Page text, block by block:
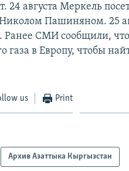
24 августа Меркель
Пашиняном. 25
Ранее СМИ сообщили,
газа в Европу, чтобы
us Print
Архив Азаттыка Кыргызстан